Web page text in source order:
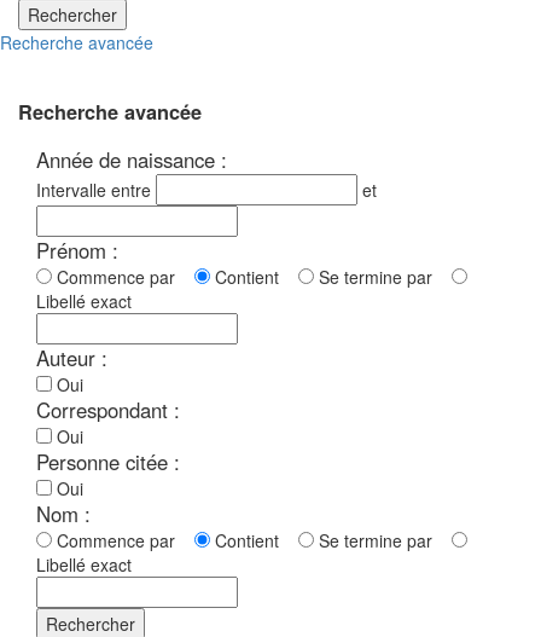
Rechercher
Recherche avancée
Recherche avancée
Année de naissance :
Intervalle entre et
Prénom :
Commence par Contient
Se termine par
Libellé exact
Auteur :
Oui
Correspondant :
Oui
Personne citée :
Oui
Nom :
Commence par Contient
Se termine par
Libellé exact
Rechercher